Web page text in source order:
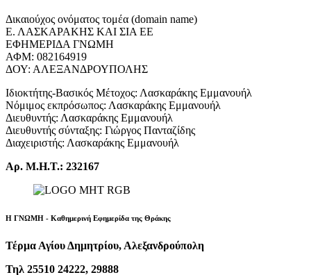
Δικαιούχος ονόματος τομέα (domain name)
Ε. ΛΑΣΚΑΡΑΚΗΣ ΚΑΙ ΣΙΑ ΕΕ
ΕΦΗΜΕΡΙΔΑ ΓΝΩΜΗ
ΑΦΜ: 082164919
ΔΟΥ: ΑΛΕΞΑΝΔΡΟΥΠΟΛΗΣ
Ιδιοκτήτης-Βασικός Μέτοχος: Λασκαράκης Εμμανουήλ
Νόμιμος εκπρόσωπος: Λασκαράκης Εμμανουήλ
Διευθυντής: Λασκαράκης Εμμανουήλ
Διευθυντής σύνταξης: Γιώργος Πανταζίδης
Διαχειριστής: Λασκαράκης Εμμανουήλ
Αρ. Μ.Η.Τ.: 232167
Η ΓΝΩΜΗ - Καθημερινή Εφημερίδα της Θράκης
Τέρμα Αγίου Δημητρίου, Αλεξανδρούπολη
Τηλ 25510 24222, 29888